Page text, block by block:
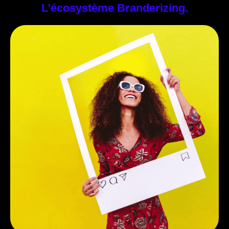
L’écosystème Branderizing.